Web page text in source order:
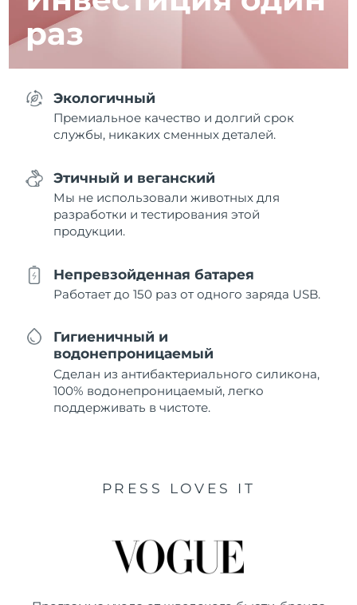
раз
Экологичный
Премиальное качество и долгий срок
службы, никаких сменных деталей.
Этичный и веганский
Мы не использовали животных для
разработки и тестирования этой
продукции.
Непревзойденная батарея
Работает до 150 раз от одного заряда USB.
Гигиеничный и
водонепроницаемый
Сделан из антибактериального силикона,
100% водонепроницаемый, легко
поддерживать в чистоте.
PRESS LOVES IT